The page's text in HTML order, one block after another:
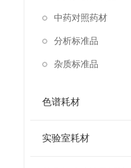
中药对照药材
分析标准品
杂质标准品
色谱耗材
实验室耗材